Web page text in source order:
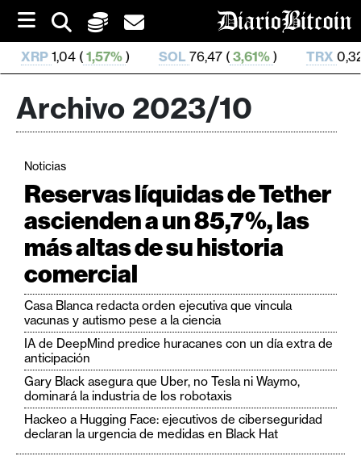
i
t
SOL 76,47 (3,61% TRX0,328 637 (0,17%)
r
i
p
o
M
e
r
c
a
d
o
s
Archivo 2023/10
Noticias
Reservas líquidas de Tether
ascienden a un 85,7%, las
más altas de su historia
comercial
Casa Blanca redacta orden ejecutiva que vincula
vacunas y autismo pese a la ciencia
IA de DeepMind predice huracanes con un día extra de
anticipación
Gary Black asegura que Uber, no Tesla ni Waymo,
dominará la industria de los robotaxis
Hackeo a Hugging Face: ejecutivos de ciberseguridad
declaran la urgencia de medidas en Black Hat